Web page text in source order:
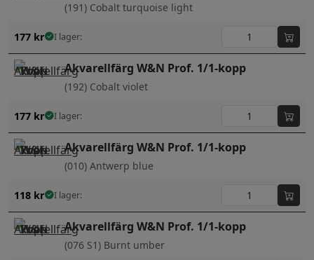
(191) Cobalt turquoise light
177 kr I lager:
Akvarellfärg W&N Prof. 1/1-kopp
(192) Cobalt violet
177 kr I lager:
Akvarellfärg W&N Prof. 1/1-kopp
(010) Antwerp blue
118 kr I lager:
Akvarellfärg W&N Prof. 1/1-kopp
(076 S1) Burnt umber